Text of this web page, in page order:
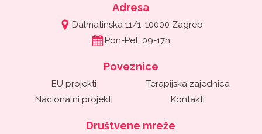
Adresa
Dalmatinska 11/1, 10000 Zagreb
Pon-Pet: 09-17h
Poveznice
EU projekti
Nacionalni projekti
Terapijska zajednica
Kontakti
Društvene mreže